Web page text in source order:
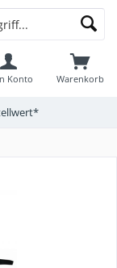
Warenkorb
Konto